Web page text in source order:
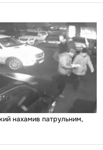
нахамив патрульним,